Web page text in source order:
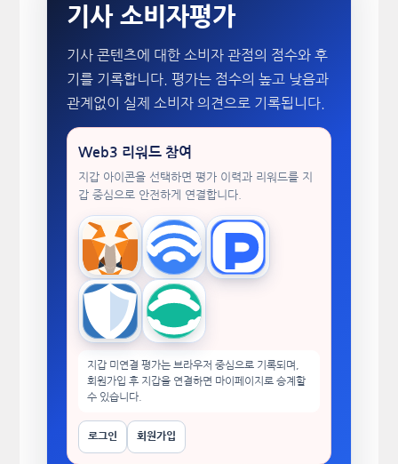
기사 소비자평가
기사 콘텐츠에 대한 소비자 관점의 점수와 후
기를 기록합니다. 평가는 점수의 높고 낮음과
관계없이 실제 소비자 의견으로 기록됩니다.
Web3 리워드 참여
지갑 아이콘을 선택하면 평가 이력과 리워드를 지
갑 중심으로 안전하게 연결합니다.
MetaMask WalletConnectTokenPocket
Trust Wallet imToken
지갑 미연결 평가는 브라우저 중심으로 기록되며,
회원가입 후 지갑을 연결하면 마이페이지로 승계할
수 있습니다.
로그인 회원가입